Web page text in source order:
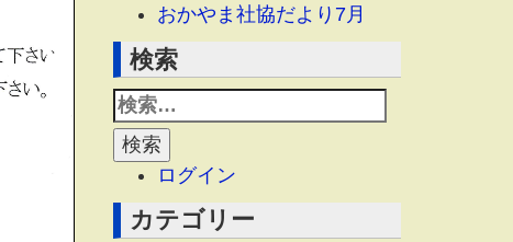
おかやま社協だより7月
検索
ログイン
カテゴリー